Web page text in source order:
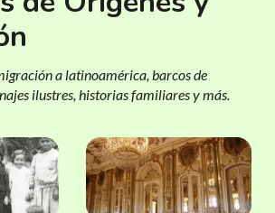
a latinoamérica, barcos de
ilustres, historias familiares y más.